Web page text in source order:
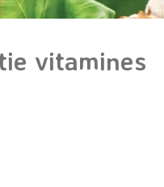
vitamines